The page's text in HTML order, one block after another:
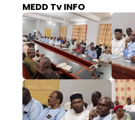
MEDD Tv INFO